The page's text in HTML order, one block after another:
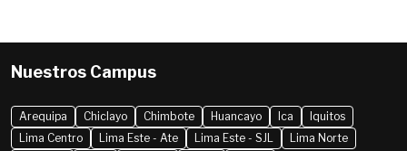
Nuestros Campus
Arequipa Chiclayo Chimbote Huancayo Ica
Iquitos
Lima Centro
Lima Este - Ate Lima Este - SJL
Lima Norte